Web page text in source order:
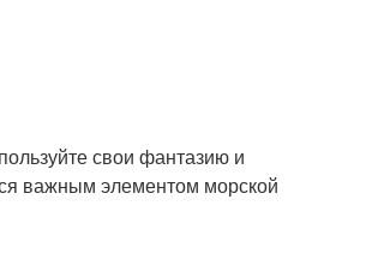
свои фантазию и
важным элементом морской